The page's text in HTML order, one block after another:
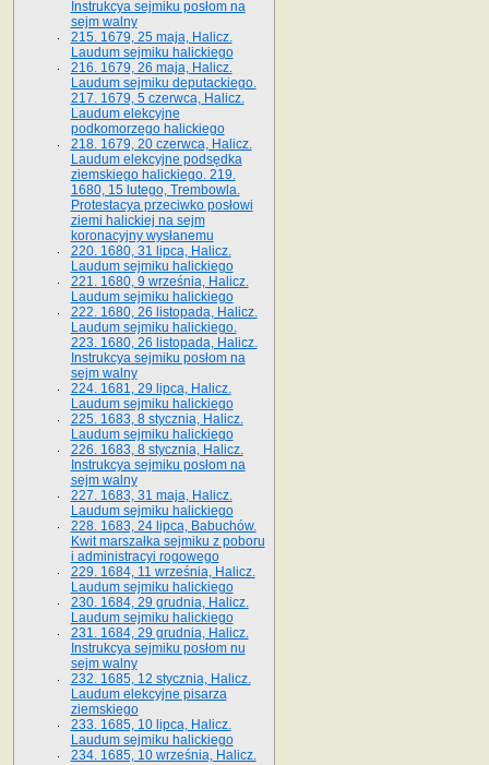
Instrukcya sejmiku posłom na
sejm walny
215. 1679, 25 maja, Halicz.
Laudum sejmiku halickiego
216. 1679, 26 maja, Halicz.
Laudum sejmiku deputackiego.
217. 1679, 5 czerwca, Halicz.
Laudum elekcyjne
podkomorzego halickiego
218. 1679, 20 czerwca, Halicz.
Laudum elekcyjne podsędka
ziemskiego halickiego. 219.
1680, 15 lutego, Trembowla.
Protestacya przeciwko posłowi
ziemi halickiej na sejm
koronacyjny wysłanemu
220. 1680, 31 lipca, Halicz.
Laudum sejmiku halickiego
221. 1680, 9 września, Halicz.
Laudum sejmiku halickiego
222. 1680, 26 listopada, Halicz.
Laudum sejmiku halickiego.
223. 1680, 26 listopada, Halicz.
Instrukcya sejmiku posłom na
sejm walny
224. 1681, 29 lipca, Halicz.
Laudum sejmiku halickiego
225. 1683, 8 stycznia, Halicz.
Laudum sejmiku halickiego
226. 1683, 8 stycznia, Halicz.
Instrukcya sejmiku posłom na
sejm walny
227. 1683, 31 maja, Halicz.
Laudum sejmiku halickiego
228. 1683, 24 lipca, Babuchów.
Kwit marszałka sejmiku z poboru
i administracyi rogowego
229. 1684, 11 września, Halicz.
Laudum sejmiku halickiego
230. 1684, 29 grudnia, Halicz.
Laudum sejmiku halickiego
231. 1684, 29 grudnia, Halicz.
Instrukcya sejmiku posłom nu
sejm walny
232. 1685, 12 stycznia, Halicz.
Laudum elekcyjne pisarza
ziemskiego
233. 1685, 10 lipca, Halicz.
Laudum sejmiku halickiego
234. 1685, 10 września, Halicz.